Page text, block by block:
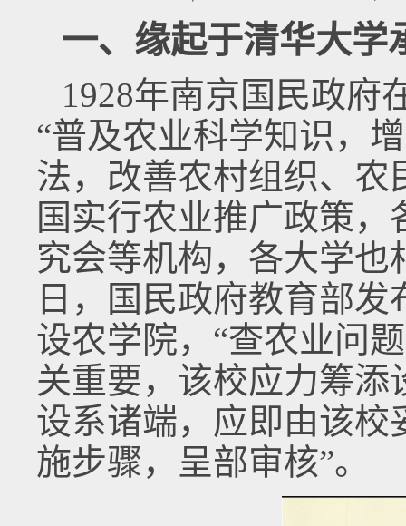
一、缘起于清华大学
1928年南京国民政府
“普及农业科学知识，
法，改善农村组织、农
国实行农业推广政策
究会等机构，各大学也
日，国民政府教育部
设农学院，“查农业问
关重要，该校应力筹
设系诸端，应即由该校
施步骤，呈部审核”。